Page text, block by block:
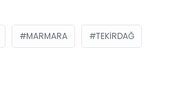
MARMARA TEKIRDAĞ